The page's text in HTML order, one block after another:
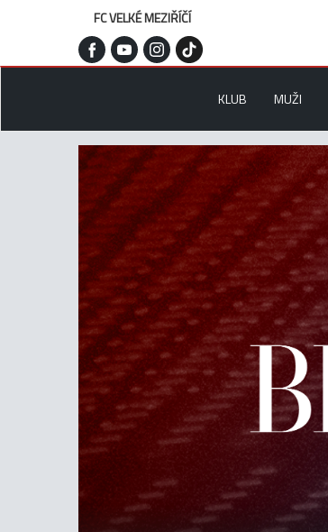
FC VELKÉ MEZIŘÍČÍ
KLUB MUŽI